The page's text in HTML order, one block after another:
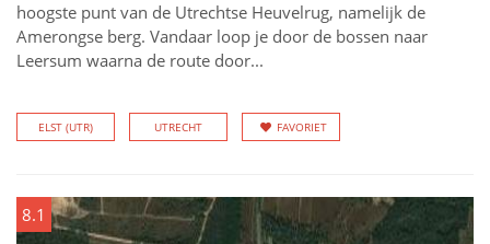
hoogste punt van de Utrechtse Heuvelrug, namelijk de
Amerongse berg. Vandaar loop je door de bossen naar
Leersum waarna de route door...
ELST (UTR) UTRECHT FAVORIET
8.1